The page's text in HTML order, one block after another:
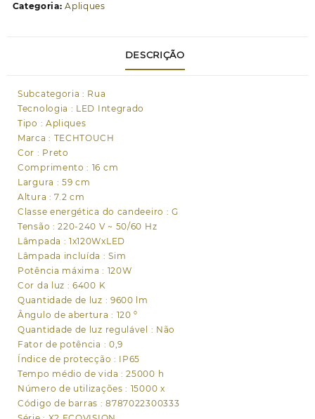
IP65
C.16xL.59xAlt.7,2cm
preto
Categoria:Apliques
DESCRIÇÃO
Subcategoria : Rua
Tecnologia : LED Integrado
Tipo : Apliques
Marca : TECHTOUCH
Cor : Preto
Comprimento : 16 cm
Largura : 59 cm
Altura : 7.2 cm
Classe energética do candeeiro : G
Tensão : 220-240 V ~ 50/60 Hz
Lâmpada : 1x120WxLED
Lâmpada incluída : Sim
Potência máxima : 120W
Cor da luz : 6400 K
Quantidade de luz : 9600 lm
Ângulo de abertura : 120 º
Quantidade de luz regulável : Não
Fator de potência : 0,9
Índice de protecção : IP65
Tempo médio de vida : 25000 h
Número de utilizações : 15000 x
Código de barras : 8787022300333